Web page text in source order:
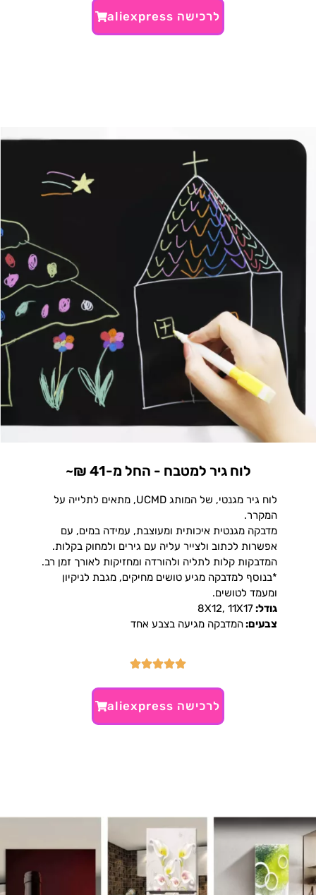
לרכישה aliexpress
לוח גיר למטבח - החל מ-41 ₪~
לוח גיר מגנטי, של המותג UCMD, מתאים לתלייה על
המקרר.
מדבקה מגנטית איכותית ומעוצבת, עמידה במים, עם
אפשרות לכתוב ולצייר עליה עם גירים ולמחוק בקלות.
המדבקות קלות לתליה ולהורדה ומחזיקות לאורך זמן רב.
*בנוסף למדבקה מגיע טושים מחיקים, מגבת לניקיון
ומעמד לטושים.
גודל:8X12, 11X17
צבעים:המדבקה מגיעה בצבע אחד
לרכישה aliexpress